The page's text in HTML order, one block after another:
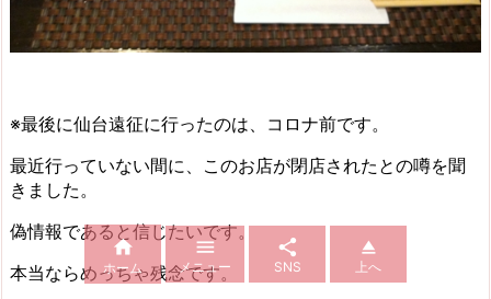
※最後に仙台遠征に行ったのは、コロナ前です。
最近行っていない間に、このお店が閉店されたとの噂を聞
きました。
偽情報であると信じたいです。
本当ならめっちゃ残念です。

ホーム

メニュー

SNS

上へ